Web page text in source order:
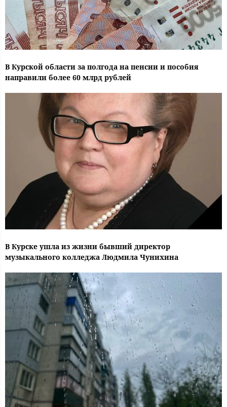
В Курской области за полгода на пенсии и пособия
направили более 60 млрд рублей
В Курске ушла из жизни бывший директор
музыкального колледжа Людмила Чунихина